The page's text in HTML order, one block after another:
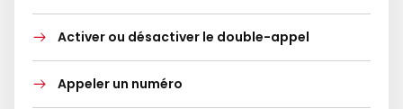
Activer ou désactiver le double-appel
Appeler un numéro